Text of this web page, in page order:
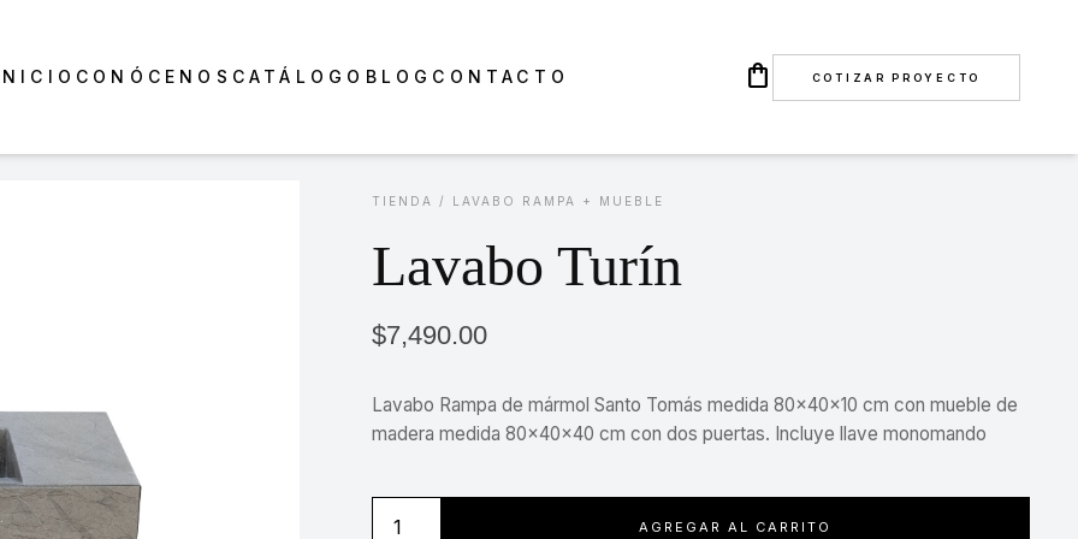
CONÓCENOS CATÁLOGO BLOG CONTACTO shopping_bag COTIZAR PROYECTO
TIENDA / LAVABO RAMPA + MUEBLE
Lavabo Turín
$7,490.00
Lavabo Rampa de mármol Santo Tomás medida 80x40x10 cm con mueble de
madera medida 80x40x40 cm con dos puertas. Incluye llave monomando
AGREGAR AL CARRITO